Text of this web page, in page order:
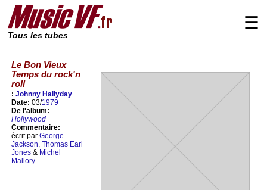
Tous les tubes
☰
Le Bon Vieux
Temps du rock'n
roll
: Johnny Hallyday
Date: 03/1979
De l'album:
Hollywood
Commentaire:
écrit par George
Jackson, Thomas Earl
Jones & Michel
Mallory